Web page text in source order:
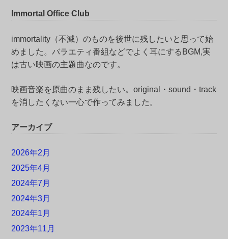
Immortal Office Club
immortality（不滅）のものを後世に残したいと思って始
めました。バラエティ番組などでよく耳にするBGM,実
は古い映画の主題曲なのです。
映画音楽を原曲のまま残したい。original・sound・track
を消したくない一心で作ってみました。
アーカイブ
2026年2月
2025年4月
2024年7月
2024年3月
2024年1月
2023年11月